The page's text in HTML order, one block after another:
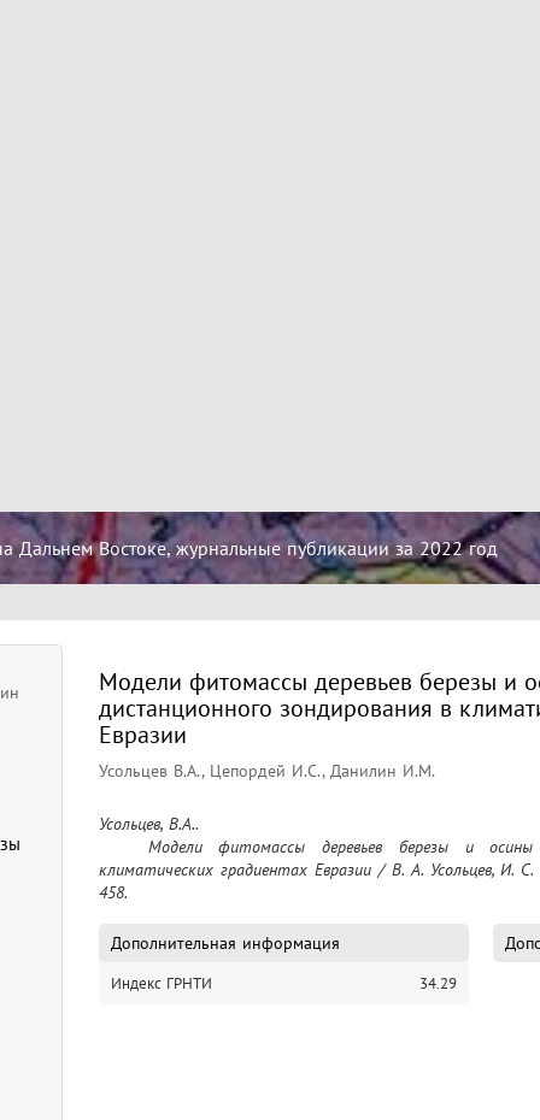
Дальнем Востоке, журнальные публикации за 2022 год
Модели фитомассы деревьев березы и
дистанционного зондирования в
Евразии
Усольцев В.А., Цепордей И.С., Данилин И.М.
Усольцев, В.А..
климатических градиентах Евразии / В. А. Усольцев, И.
458.
Дополнительная информация
Индекс ГРНТИ 34.29